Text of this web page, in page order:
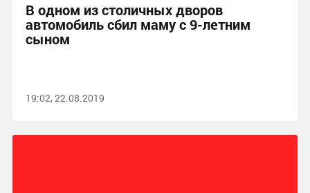
В одном из столичных дворов
автомобиль сбил маму с 9-летним
сыном
19:02, 22.08.2019